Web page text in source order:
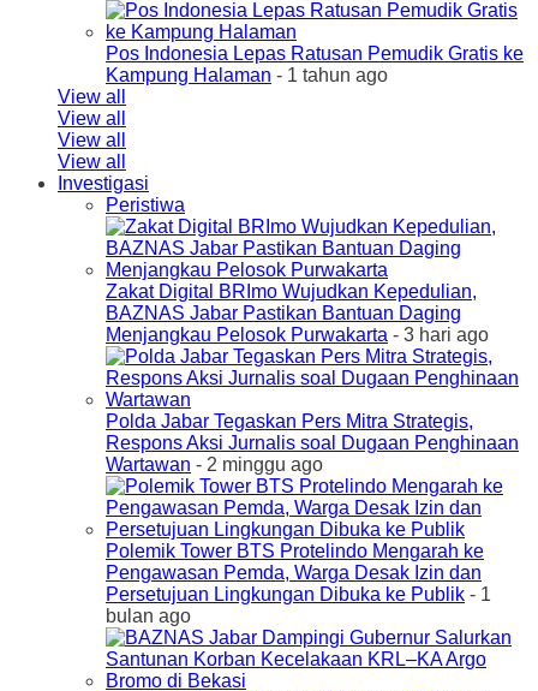
Pos Indonesia Lepas Ratusan Pemudik Gratis ke
Kampung Halaman - 1 tahun ago
View all
View all
View all
View all
Investigasi
Peristiwa
Zakat Digital BRImo Wujudkan Kepedulian,
BAZNAS Jabar Pastikan Bantuan Daging
Menjangkau Pelosok Purwakarta - 3 hari ago
Polda Jabar Tegaskan Pers Mitra Strategis,
Respons Aksi Jurnalis soal Dugaan Penghinaan
Wartawan - 2 minggu ago
Polemik Tower BTS Protelindo Mengarah ke
Pengawasan Pemda, Warga Desak Izin dan
Persetujuan Lingkungan Dibuka ke Publik - 1
bulan ago